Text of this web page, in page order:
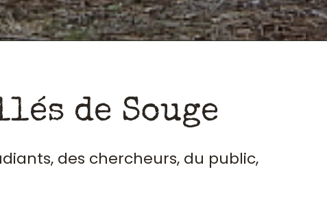
de Souge
des chercheurs, du public,